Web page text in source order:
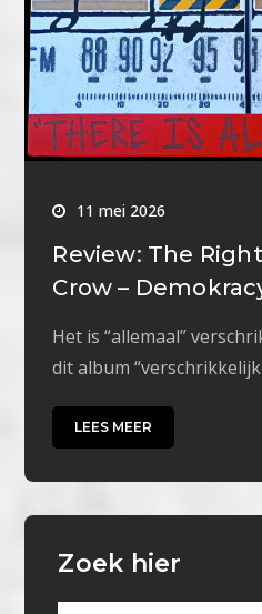
11 mei 2026
Review: The
Crow –
Het is “allemaal”
dit album “verschrikkelijk
LEES MEER
Zoek hier